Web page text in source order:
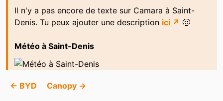
Il n'y a pas encore de texte sur Camara à Saint-
Denis. Tu peux ajouter une description ici ↗ 🙂
Météo à Saint-Denis
← BYD Canopy →